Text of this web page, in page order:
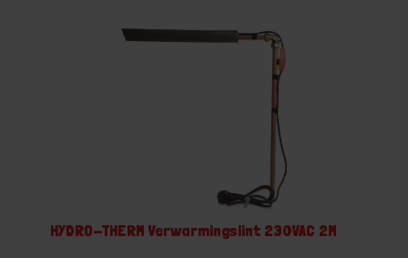
HYDRO-THERM Verwarmingslint 230VAC 2M